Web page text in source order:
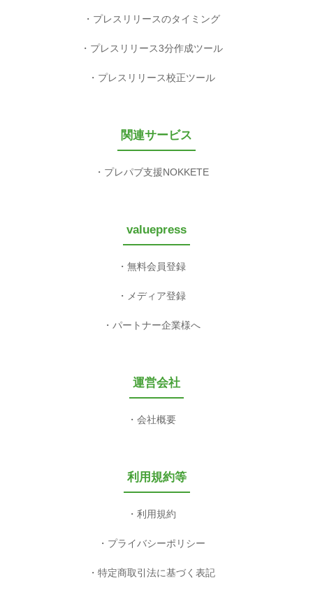
プレスリリースのタイミング
プレスリリース3分作成ツール
プレスリリース校正ツール
関連サービス
プレパブ支援NOKKETE
valuepress
無料会員登録
メディア登録
パートナー企業様へ
運営会社
会社概要
利用規約等
利用規約
プライバシーポリシー
特定商取引法に基づく表記